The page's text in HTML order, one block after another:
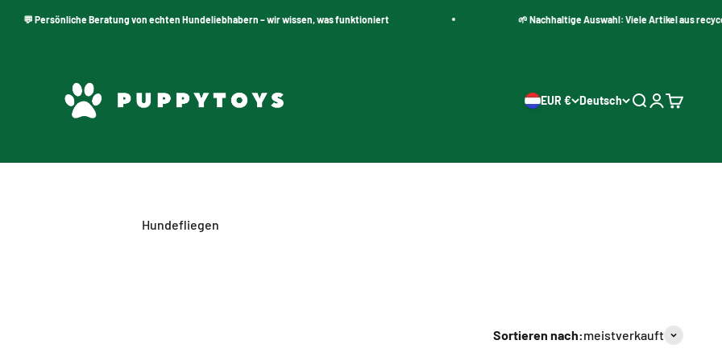
💬 Persönliche Beratung von echten Hundeliebhabern – wir wissen, was funktioniert 🌱 Nachhaltige Auswahl: Viele Artikel aus
EUR € Deutsch Suche öffnen
Hundefliegen
Sortieren nach:meistverkauft